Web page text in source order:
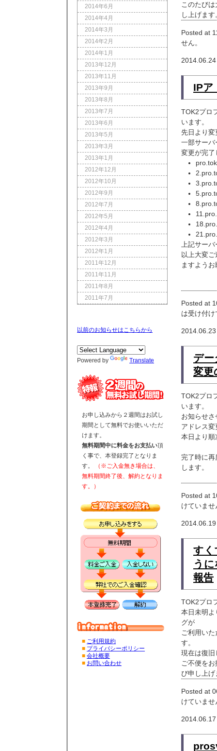
2014年6月
2014年4月
2014年3月
2014年2月
2014年1月
2013年12月
2013年11月
2013年9月
2013年8月
2013年7月
2013年6月
2013年5月
2013年3月
2013年1月
2012年12月
2012年10月
2012年9月
2012年7月
2012年5月
2012年4月
2012年3月
2012年1月
2011年12月
2011年11月
2011年8月
2011年7月
以前のお知らせはこちらから
Powered by Translate
お申し込みから２週間はお試し
期間として無料でお使いいただ
けます。
無料期間中に料金をお支払い頂
く事で、本登録完了となりま
す。
（※ご入金無き場合は、
無料期間終了後、解約となりま
す。）
■ ご利用規約
■ プライバシーポリシー
■ 会社概要
■ お問い合わせ
このたび
し上げます
Posted at
せん。
2014.06.24
IPア
TOK2プロ
います。
先日より変
一部サーバ
変更が完了
上記サー
以上大変
ますよう
Posted at
は受け付
2014.06.23
デー
変更
TOK2プロ
います。
お知らせ
アドレス
本日より順
完了時に
します。
Posted at
けていませ
2014.06.19
すく
う
報告
TOK2プロ
本日未明よ
グが
ご利用い
す。
現在は復旧
ご不便を
び申し上げ
Posted at
けていませ
2014.06.17